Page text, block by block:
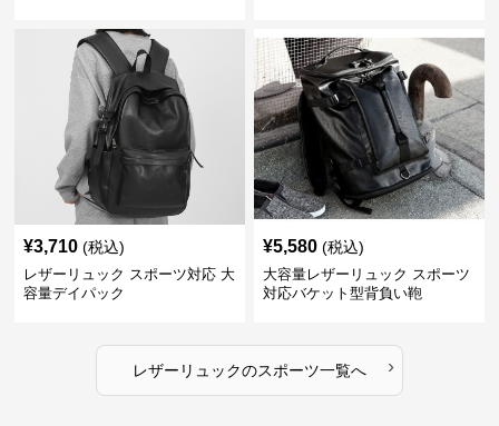
¥3,710 (税込)
レザーリュック スポーツ対応 大
容量デイパック
¥5,580 (税込)
大容量レザーリュック スポーツ
対応バケット型背負い鞄
レザーリュックのスポーツ一覧へ ›